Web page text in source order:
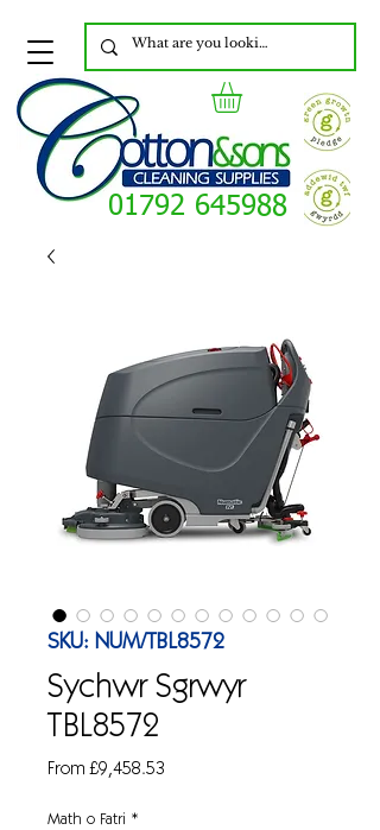
01792 645988
SKU: NUM/TBL8572
Sychwr Sgrwyr
TBL8572
From£9,458.53
Math o Fatri *